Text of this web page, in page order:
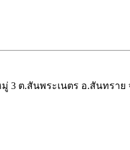
3 ต.สันพระเนตร อ.สันทราย